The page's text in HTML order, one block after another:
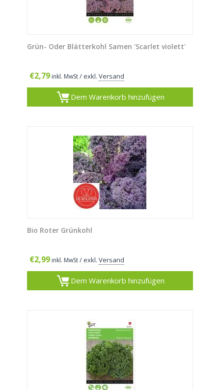
Grün- Oder Blätterkohl Samen 'Scarlet violett'
€2,79 inkl. MwSt/ exkl. Versand
Dem Warenkorb hinzufügen
Bio Roter Grünkohl
€2,99 inkl. MwSt/ exkl. Versand
Dem Warenkorb hinzufügen